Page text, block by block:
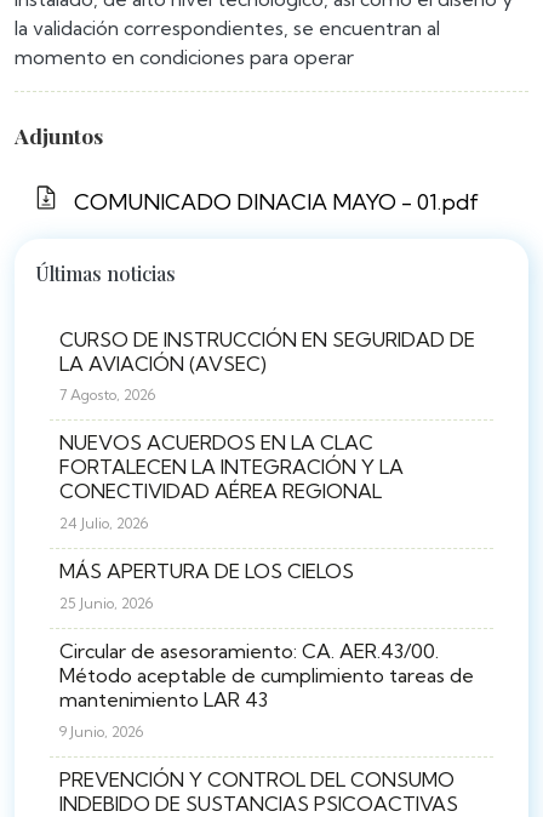
la validación correspondientes, se encuentran al
momento en condiciones para operar
Adjuntos
COMUNICADO DINACIA MAYO - 01.pdf
Últimas noticias
CURSO DE INSTRUCCIÓN EN SEGURIDAD DE
LA AVIACIÓN (AVSEC)
7 Agosto, 2026
NUEVOS ACUERDOS EN LA CLAC
FORTALECEN LA INTEGRACIÓN Y LA
CONECTIVIDAD AÉREA REGIONAL
24 Julio, 2026
MÁS APERTURA DE LOS CIELOS
25 Junio, 2026
Circular de asesoramiento: CA. AER.43/00.
Método aceptable de cumplimiento tareas de
mantenimiento LAR 43
9 Junio, 2026
PREVENCIÓN Y CONTROL DEL CONSUMO
INDEBIDO DE SUSTANCIAS PSICOACTIVAS